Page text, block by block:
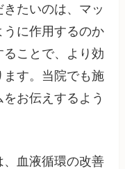
たいのは、マッ
に作用するのか
ことで、より効
す。当院でも施
お伝えするよう
血液循環の改善